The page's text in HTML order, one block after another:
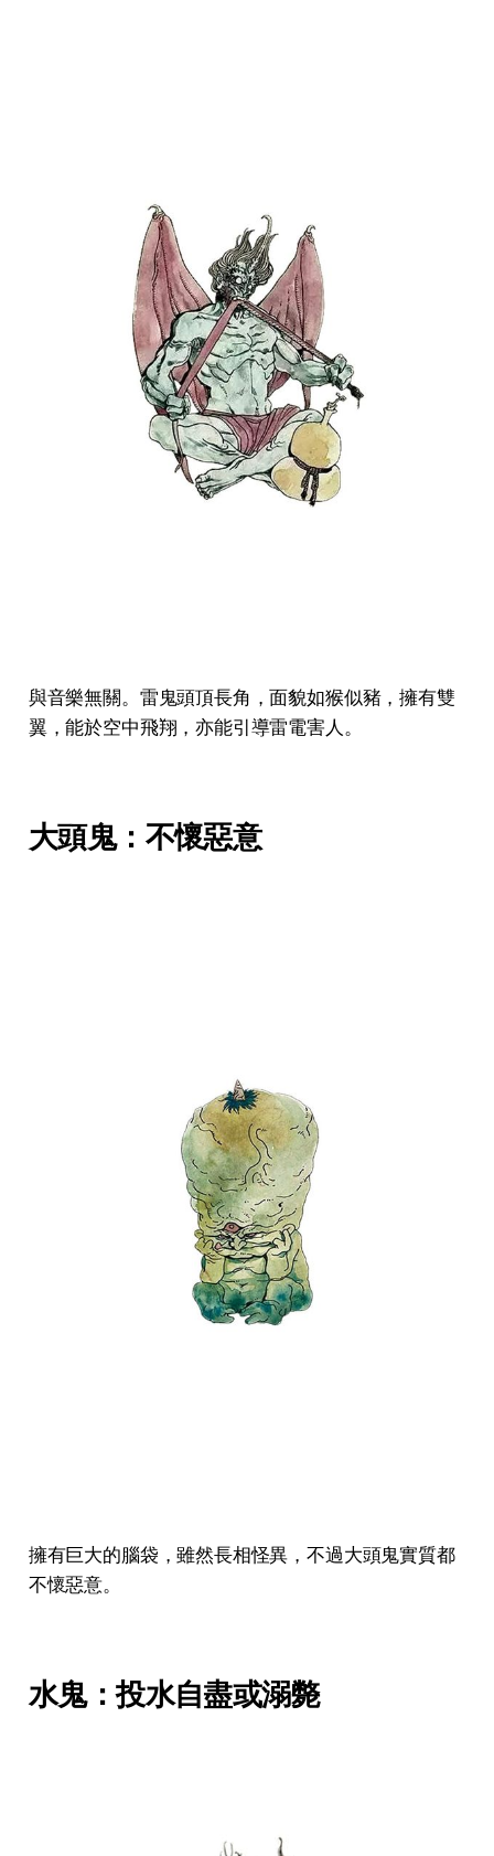
與音樂無關。雷鬼頭頂長角，面貌如猴似豬，擁有雙
翼，能於空中飛翔，亦能引導雷電害人。
大頭鬼：不懷惡意
擁有巨大的腦袋，雖然長相怪異，不過大頭鬼實質都
不懷惡意。
水鬼：投水自盡或溺斃